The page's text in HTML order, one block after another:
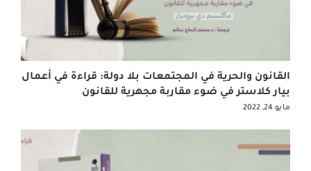
القانون والحرية في المجتمعات بلا دولة: قراءة في أعمال
بيار كلاستر في ضوء مقاربة مجهرية للقانون
مايو 24, 2022